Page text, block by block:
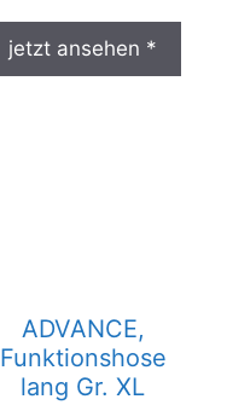
jetzt ansehen *
ADVANCE,
Funktionshose
lang Gr. XL